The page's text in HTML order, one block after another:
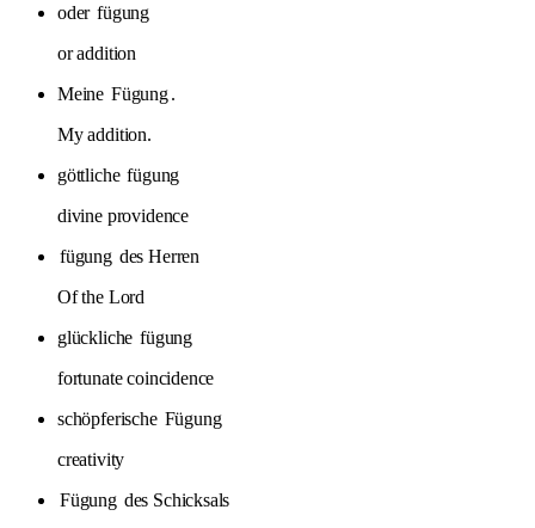
oder fügung
or addition
Meine Fügung.
My addition.
göttliche fügung
divine providence
fügung des Herren
Of the Lord
glückliche fügung
fortunate coincidence
schöpferische Fügung
creativity
Fügung des Schicksals